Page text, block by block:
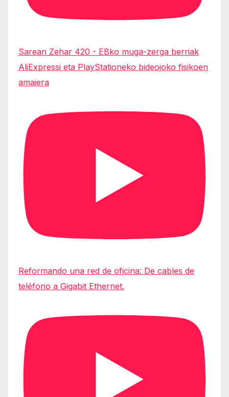
Sarean Zehar 420 - EBko muga-zerga berriak
AliExpressi eta PlayStationeko bideojoko fisikoen
amaiera
Reformando una red de oficina: De cables de
teléfono a Gigabit Ethernet.